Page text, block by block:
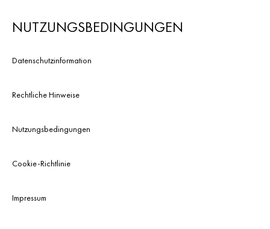
NUTZUNGSBEDINGUNGEN
Datenschutzinformation
Rechtliche Hinweise
Nutzungsbedingungen
Cookie-Richtlinie
Impressum